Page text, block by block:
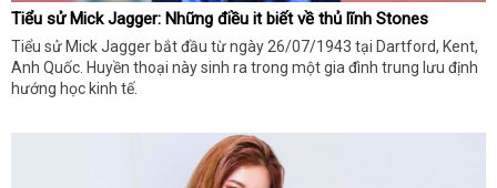
Tiểu sử Mick Jagger: Những điều it biết về thủ lĩnh Stones
Tiểu sử Mick Jagger bắt đầu từ ngày 26/07/1943 tại Dartford, Kent,
Anh Quốc. Huyền thoại này sinh ra trong một gia đình trung lưu định
hướng học kinh tế.